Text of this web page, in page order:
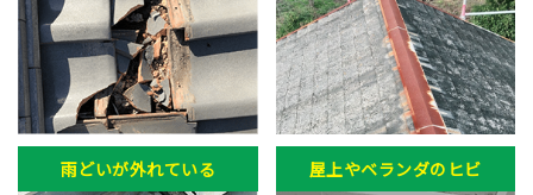
雨どいが外れている 屋上やベランダのヒビ